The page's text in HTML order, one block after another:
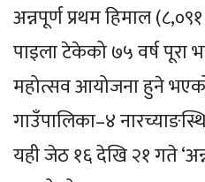
अन्नपूर्ण प्रथम हिमाल
पाइला टेकेको ७५ वर्ष पूरा
महोत्सव आयोजना हुने
गाउँपालिका–४
यही जेठ १६ देखि २१ गते